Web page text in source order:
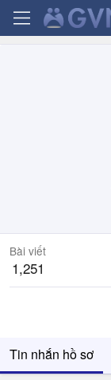
Bài viết
1,251
Tin nhắn hồ sơ